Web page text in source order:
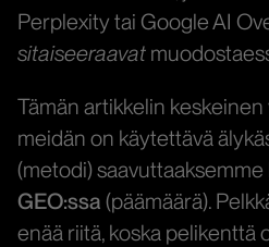
Perplexity tai Google AI
sitaiseeraavat
Tämän artikkelin
meidän on käytettävä
(metodi)
GEO:ssa (päämäärä).
enää riitä, koska pelikenttä